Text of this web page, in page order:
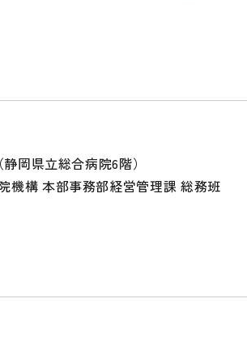
岡県立総合病院6階）
機構 本部事務部経営管理課 総務班